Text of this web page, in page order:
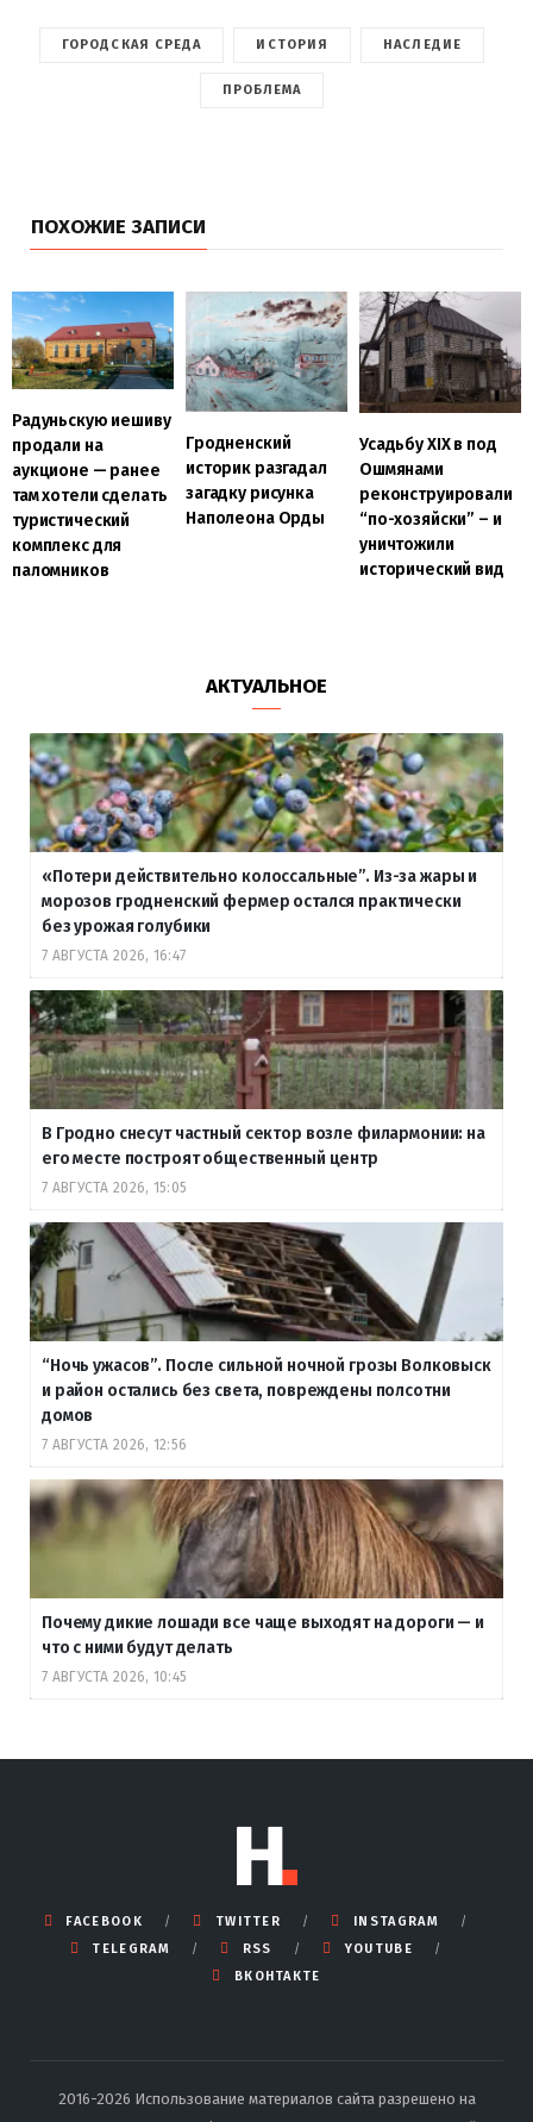
ГОРОДСКАЯ СРЕДА ИСТОРИЯ НАСЛЕДИЕ
ПРОБЛЕМА
ПОХОЖИЕ ЗАПИСИ
Радуньскую иешиву
продали на
аукционе — ранее
там хотели сделать
туристический
комплекс для
паломников
Гродненский
историк разгадал
загадку рисунка
Наполеона Орды
Усадьбу XIX в под
Ошмянами
реконструировали
“по-хозяйски” – и
уничтожили
исторический вид
АКТУАЛЬНОЕ
«Потери действительно колоссальные”. Из-за жары и
морозов гродненский фермер остался практически
без урожая голубики
7 АВГУСТА 2026, 16:47
В Гродно снесут частный сектор возле филармонии: на
его месте построят общественный центр
7 АВГУСТА 2026, 15:05
“Ночь ужасов”. После сильной ночной грозы Волковыск
и район остались без света, повреждены полсотни
домов
7 АВГУСТА 2026, 12:56
Почему дикие лошади все чаще выходят на дороги — и
что с ними будут делать
7 АВГУСТА 2026, 10:45
FACEBOOK TWITTER
INSTAGRAM
TELEGRAM
RSS
YOUTUBE
ВКОНТАКТЕ
2016-2026 Использование материалов сайта разрешено на